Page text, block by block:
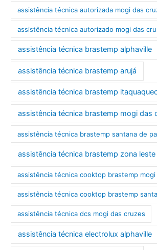
assistência técnica autorizada mogi das
assistência técnica autorizado mogi das
assistência técnica brastemp alphaville
assistência técnica brastemp arujá
assistência técnica brastemp
assistência técnica brastemp mogi das
assistência técnica brastemp santana de
assistência técnica brastemp zona leste
assistência técnica cooktop brastemp mogi
assistência técnica cooktop brastemp
assistência técnica dcs mogi das cruzes
assistência técnica electrolux alphaville